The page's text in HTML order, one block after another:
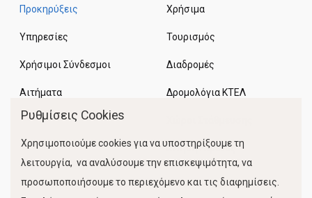
Προκηρύξεις
Υπηρεσίες
Χρήσιμοι Σύνδεσμοι
Αιτήματα
Χρήσιμα
Τουρισμός
Διαδρομές
Δρομολόγια ΚΤΕΛ
Κίνηση Λιμένος
Ρυθμίσεις Cookies
Χρησιμοποιούμε cookies για να υποστηρίξουμε τη
λειτουργία, να αναλύσουμε την επισκεψιμότητα, να
προσωποποιήσουμε το περιεχόμενο και τις διαφημίσεις.